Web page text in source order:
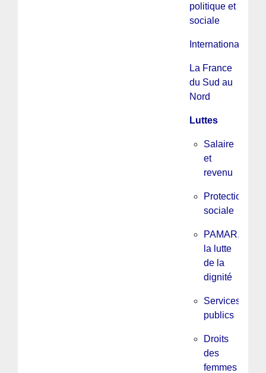
politique et
sociale
International
La France
du Sud au
Nord
Luttes
Salaire
et
revenu
Protection
sociale
PAMAR,
la lutte
de la
dignité
Services
publics
Droits
des
femmes